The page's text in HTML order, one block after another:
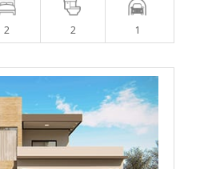
2 2 1